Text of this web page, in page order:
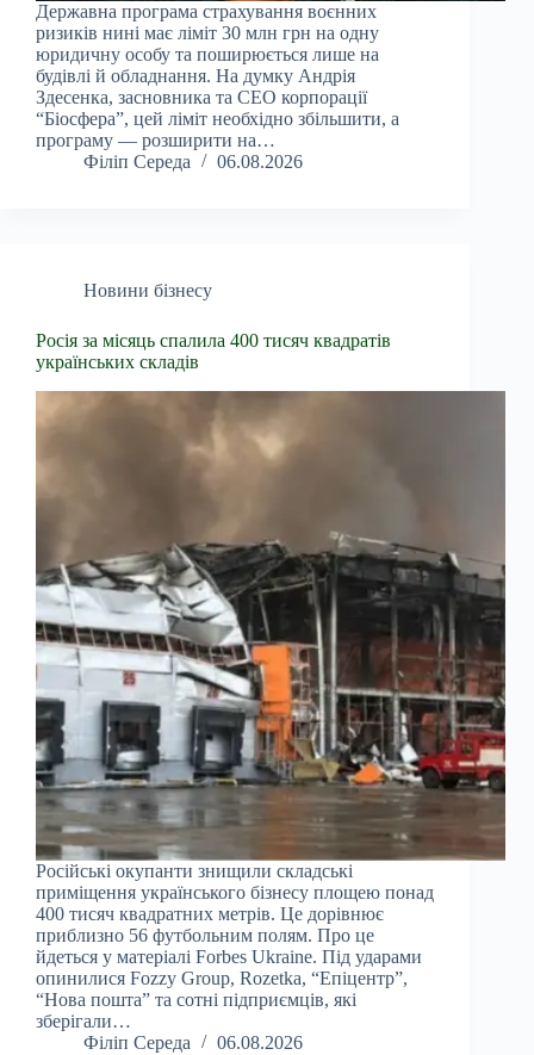
Державна програма страхування воєнних
ризиків нині має ліміт 30 млн грн на одну
юридичну особу та поширюється лише на
будівлі й обладнання. На думку Андрія
Здесенка, засновника та CEO корпорації
“Біосфера”, цей ліміт необхідно збільшити, а
програму — розширити на…
Філіп Середа
06.08.2026
Новини бізнесу
Росія за місяць спалила 400 тисяч квадратів
українських складів
Російські окупанти знищили складські
приміщення українського бізнесу площею понад
400 тисяч квадратних метрів. Це дорівнює
приблизно 56 футбольним полям. Про це
йдеться у матеріалі Forbes Ukraine. Під ударами
опинилися Fozzy Group, Rozetka, “Епіцентр”,
“Нова пошта” та сотні підприємців, які
зберігали…
Філіп Середа
06.08.2026